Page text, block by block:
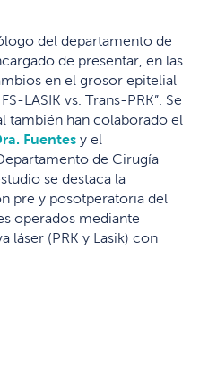
del departamento de
de presentar, en las
en el grosor epitelial
LASIK vs. Trans-PRK”. Se
también han colaborado el
Fuentes y el
de Cirugía
se destaca la
pre y posotperatoria del
operados mediante
láser (PRK y Lasik) con